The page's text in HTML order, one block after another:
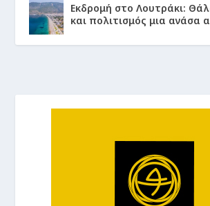
Εκδρομή στο Λουτράκι:
και πολιτισμός μια ανάσα